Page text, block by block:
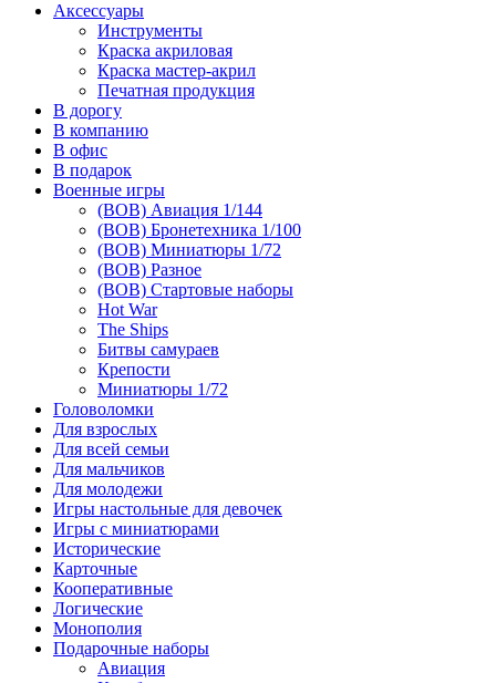
Аксессуары
Инструменты
Краска акриловая
Краска мастер-акрил
Печатная продукция
В дорогу
В компанию
В офис
В подарок
Военные игры
(ВОВ) Авиация 1/144
(ВОВ) Бронетехника 1/100
(ВОВ) Миниатюры 1/72
(ВОВ) Разное
(ВОВ) Стартовые наборы
Hot War
The Ships
Битвы самураев
Крепости
Миниатюры 1/72
Головоломки
Для взрослых
Для всей семьи
Для мальчиков
Для молодежи
Игры настольные для девочек
Игры с миниатюрами
Исторические
Карточные
Кооперативные
Логические
Монополия
Подарочные наборы
Авиация